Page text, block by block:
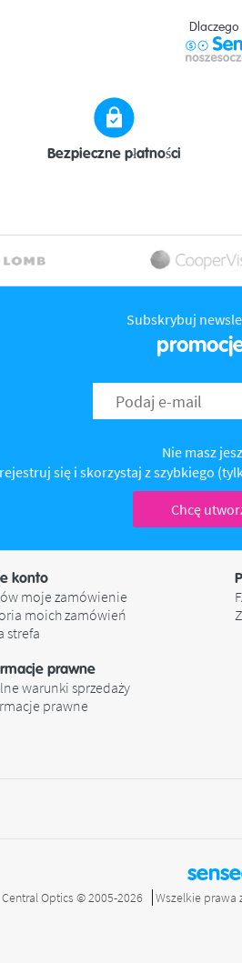
Bezpieczne płatności
Subskrybuj
Nie masz
się i skorzystaj z szybkiego
Chcę
konto
moje zamówienie
moich zamówień
strefa
prawne
warunki sprzedaży
prawne
Central Optics © 2005-2026 Wszelkie prawa